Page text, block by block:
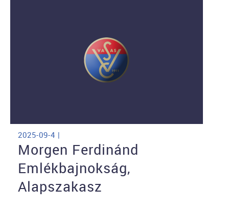
2025-09-4 |
Morgen Ferdinánd
Emlékbajnokság,
Alapszakasz